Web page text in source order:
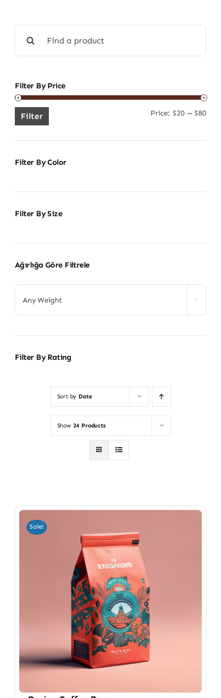
for:
Filter By Price
Min
Filter Price: $20— $80
Filter By Color
Filter By Size
Ağırlığa Göre Filtrele
Any Weight
Filter By Rating
Sort by Date
Show 24 Products
Sale!